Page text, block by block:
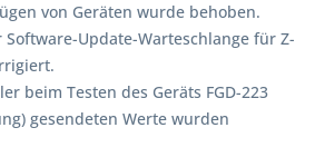
von Geräten wurde behoben.
Update-Warteschlange für Z-
beim Testen des Geräts FGD-223
gesendeten Werte wurden